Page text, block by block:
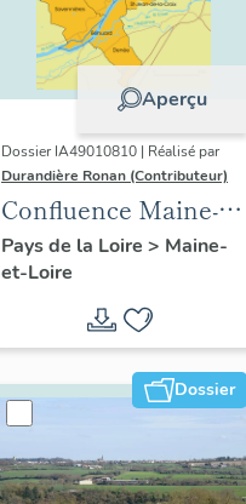
Aperçu
Dossier IA49010810 | Réalisé par
Durandière Ronan (Contributeur)
Confluence Maine-
Loire : présentation
de l'opération
thématique
Pays de la Loire > Maine-
et-Loire
Dossier